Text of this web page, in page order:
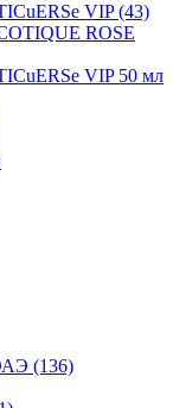
VIP(43)
ROSE
VIP 50 мл
(136)